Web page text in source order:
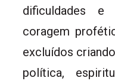
dificuldades e
coragem
excluídos
política,